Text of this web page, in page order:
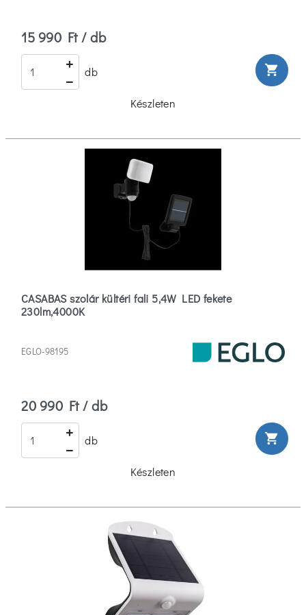
15 990 Ft / db
db shopping_cart
Készleten
CASABAS szolár kültéri fali 5,4W LED fekete
230lm,4000K
EGLO-98195
20 990 Ft / db
db shopping_cart
Készleten